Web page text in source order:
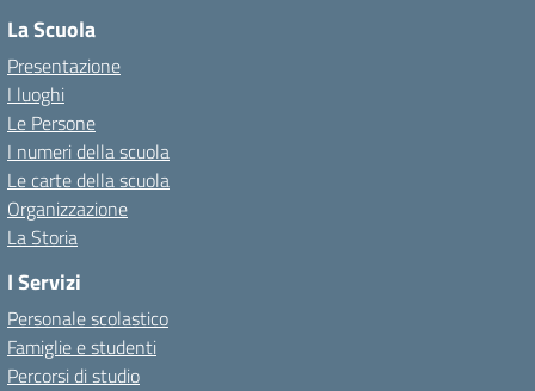
La Scuola
Presentazione
I luoghi
Le Persone
I numeri della scuola
Le carte della scuola
Organizzazione
La Storia
I Servizi
Personale scolastico
Famiglie e studenti
Percorsi di studio